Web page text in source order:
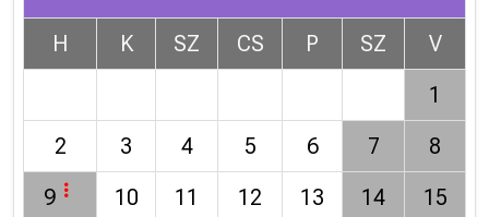
H
K SZ CS P SZ
V
1
2
3 4 5 6 7
8
9
10 11 12 13 14
15